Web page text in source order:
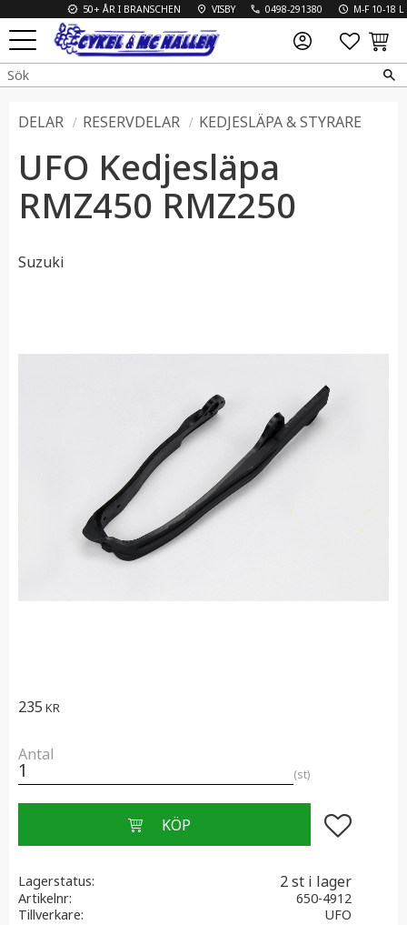
Meny
50+ ÅR I BRANSCHEN VISBY 0498-291380 M-F 10-18 L
DELAR RESERVDELAR KEDJESLÄPA & STYRARE
UFO Kedjesläpa
RMZ450 RMZ250
Suzuki
235 KR
Antal
st
Lägg till i
Lagerstatus 2 st i lager
Artikelnr
650-4912
Tillverkare
UFO